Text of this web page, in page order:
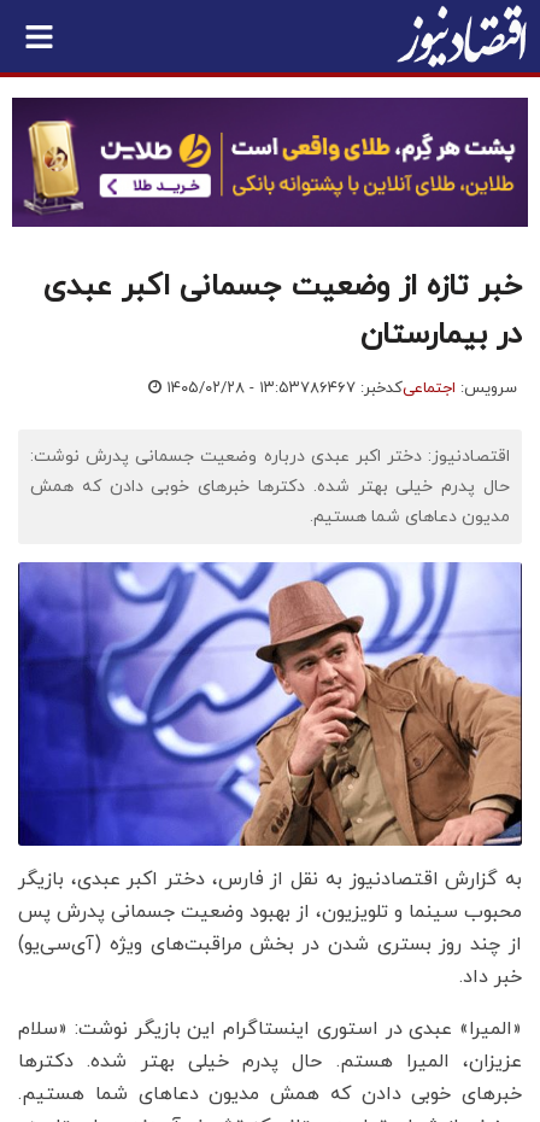
خبر تازه از وضعیت جسمانی اکبر عبدی
در بیمارستان
سرویس: اجتماعیکدخبر: ۷۸۶۴۶۷ ۱۴۰۵/۰۲/۲۸ - ۱۳:۵۳
اقتصادنیوز: دختر اکبر عبدی درباره وضعیت جسمانی پدرش نوشت:
حال پدرم خیلی بهتر شده. دکترها خبرهای خوبی دادن که همش
مدیون دعاهای شما هستیم.
به گزارش اقتصادنیوز به نقل از فارس، دختر اکبر عبدی، بازیگر
محبوب سینما و تلویزیون، از بهبود وضعیت جسمانی پدرش پس
از چند روز بستری شدن در بخش مراقبت‌های ویژه (آی‌سی‌یو)
خبر داد.
«المیرا» عبدی در استوری اینستاگرام این بازیگر نوشت: «سلام
عزیزان، المیرا هستم. حال پدرم خیلی بهتر شده. دکترها
خبرهای خوبی دادن که همش مدیون دعاهای شما هستیم.